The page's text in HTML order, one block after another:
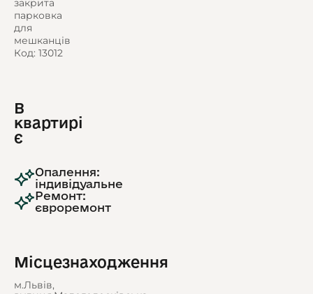
закрита
парковка
для
мешканців
Код: 13012
В
квартирі
є
Опалення:
індивідуальне
Ремонт:
євроремонт
Місцезнаходження
м.Львів,